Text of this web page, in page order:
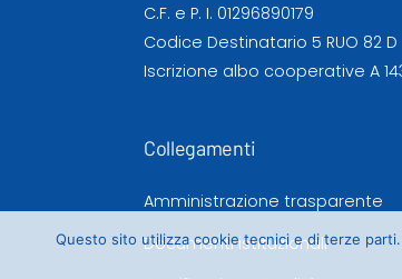
C.F. e P. I. 01296890179
Codice Destinatario 5 RUO 82 D
Iscrizione albo cooperative A
Collegamenti
Amministrazione trasparente
Documenti istituzionali
Questo sito utilizza cookie tecnici e di terze